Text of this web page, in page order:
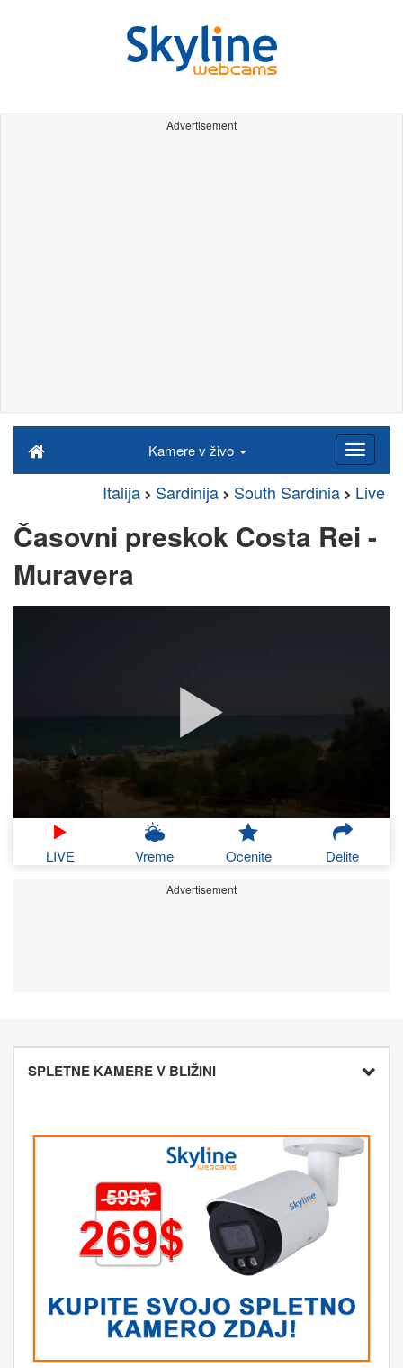
Advertisement
Kamere v živo
Italija Sardinija South Sardinia Live
Časovni preskok Costa Rei -
Muravera
LIVE Vreme Ocenite Delite
Advertisement
SPLETNE KAMERE V BLIŽINI